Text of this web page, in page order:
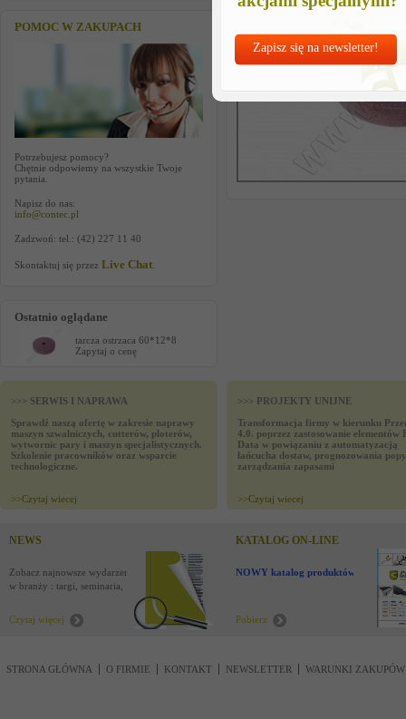
Zapisz się na newsletter!
POMOC W ZAKUPACH
Potrzebujesz pomocy?
Chętnie odpowiemy na wszystkie Twoje
pytania.
Napisz do nas:
info@contec.pl
Zadzwoń: tel.: (42) 227 11 40
Skontaktuj się przez Live Chat
Ostatnio oglądane
tarcza ostrzaca 60*12*8
Zapytaj o cenę
>>> SERWIS I NAPRAWA
Sprawdź naszą ofertę w zakresie naprawy
maszyn szwalniczych, cutterów, ploterów,
wytwornic pary i maszyn specjalistycznych.
Szkolenie pracowników oraz wsparcie
technologiczne.
>>Czytaj wiecej
>>> PROJEKTY UNIJNE
Transformacja firmy w kierunku
4.0. poprzez zastosowanie elementów
Data w powiązaniu z automatyzacją
łańcucha dostaw, prognozowania
zarządzania zapasami
>>Czytaj wiecej
NEWS
Zobacz najnowsze wydarzenia
w branży : targi, seminaria,
Czytaj więcej
KATALOG ON-LINE
NOWY katalog produktów !
Pobierz
STRONA GŁÓWNA O FIRMIE KONTAKT NEWSLETTER WARUNKI ZAKUPÓW